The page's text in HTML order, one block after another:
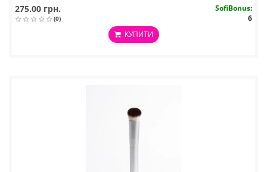
275.00 грн.
(0)
SofiBonus:
6
КУПИТИ